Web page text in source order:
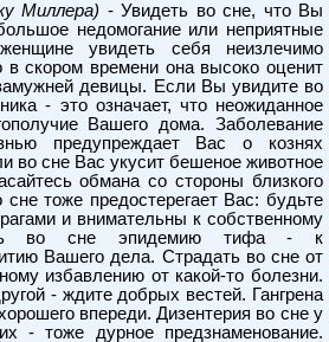
Миллера) - Увидеть во сне, что Вы
недомогание или неприятные
увидеть себя неизлечимо
в скором времени она высоко оценит
девицы. Если Вы увидите во
- это означает, что неожиданное
Вашего дома. Заболевание
предупреждает Вас о кознях
во сне Вас укусит бешеное животное
обмана со стороны близкого
тоже предостерегает Вас: будьте
и внимательны к собственному
во сне эпидемию тифа - к
Вашего дела. Страдать во сне от
избавлению от какой-то болезни.
- ждите добрых вестей. Гангрена
впереди. Дизентерия во сне у
- тоже дурное предзнаменование.